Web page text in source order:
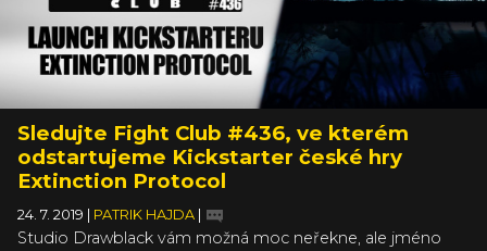
Sledujte Fight Club #436, ve kterém
odstartujeme Kickstarter české hry
Extinction Protocol
24. 7. 2019 PATRIK HAJDA
Studio Drawblack vám možná moc neřekne, ale jméno